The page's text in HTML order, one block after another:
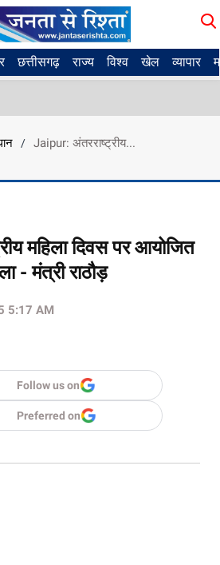
छत्तीसगढ़ राज्य विश्व खेल व्यापार
/ Jaipur: अंतरराष्ट्रीय...
महिला दिवस पर आयोजित
- मंत्री राठौड़
5:17 AM
Follow us on
Preferred on